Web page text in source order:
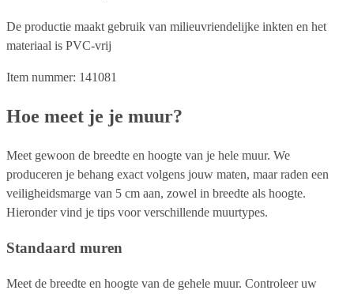
De productie maakt gebruik van milieuvriendelijke inkten en het
materiaal is PVC-vrij
Item nummer: 141081
Hoe meet je je muur?
Meet gewoon de breedte en hoogte van je hele muur. We
produceren je behang exact volgens jouw maten, maar raden een
veiligheidsmarge van 5 cm aan, zowel in breedte als hoogte.
Hieronder vind je tips voor verschillende muurtypes.
Standaard muren
Meet de breedte en hoogte van de gehele muur. Controleer uw